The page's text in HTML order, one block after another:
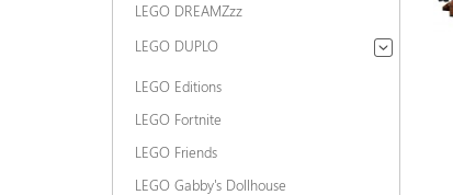
LEGO DREAMZzz
LEGO DUPLO
LEGO Editions
LEGO Fortnite
LEGO Friends
LEGO Gabby's Dollhouse